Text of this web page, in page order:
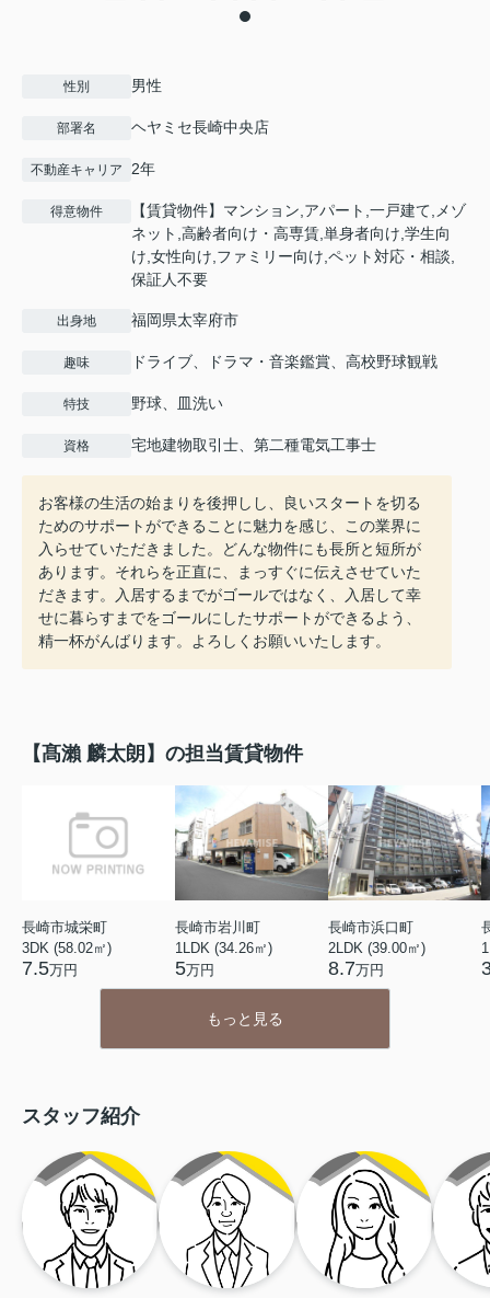
性別 男性
部署名 ヘヤミセ長崎中央店
不動産キャリア 2年
得意物件
【賃貸物件】マンション,アパート,一戸建て,メゾ
ネット,高齢者向け・高専賃,単身者向け,学生向
け,女性向け,ファミリー向け,ペット対応・相談,
保証人不要
出身地 福岡県太宰府市
趣味 ドライブ、ドラマ・音楽鑑賞、高校野球観戦
特技 野球、皿洗い
資格 宅地建物取引士、第二種電気工事士
お客様の生活の始まりを後押しし、良いスタートを切る
ためのサポートができることに魅力を感じ、この業界に
入らせていただきました。どんな物件にも長所と短所が
あります。それらを正直に、まっすぐに伝えさせていた
だきます。入居するまでがゴールではなく、入居して幸
せに暮らすまでをゴールにしたサポートができるよう、
精一杯がんばります。よろしくお願いいたします。
【髙瀨 麟太朗】の担当賃貸物件
長崎市城栄町
3DK (58.02㎡)
7.5万円
長崎市岩川町
1LDK (34.26㎡)
5万円
長崎市浜口町
2LDK (39.00㎡)
8.7万円
もっと見る
スタッフ紹介